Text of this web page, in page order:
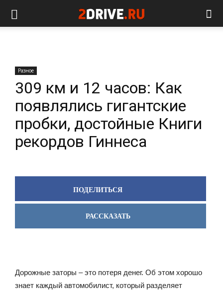
Разное
309 км и 12 часов: Как
появлялись гигантские
пробки, достойные Книги
рекордов Гиннеса
ПОДЕЛИТЬСЯ
РАССКАЗАТЬ
Дорожные заторы – это потеря денег. Об этом хорошо
знает каждый автомобилист, который разделяет